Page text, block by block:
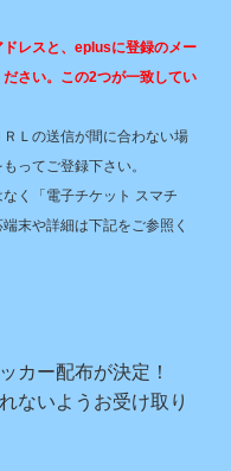
ドレスと、eplusに登録のメー
さい。この2つが一致してい
Ｌの送信が間に合わない場
ってご登録下さい。
く「電子チケット スマチ
末や詳細は下記をご参照く
カー配布が決定！
ないようお受け取り